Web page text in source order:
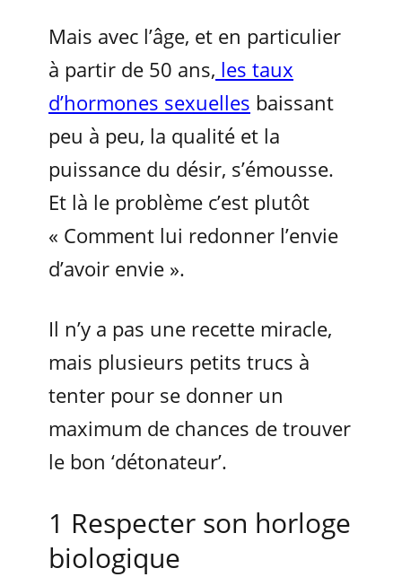
Mais avec l’âge, et en particulier
à partir de 50 ans, les taux
d’hormones sexuelles baissant
peu à peu, la qualité et la
puissance du désir, s’émousse.
Et là le problème c’est plutôt
« Comment lui redonner l’envie
d’avoir envie ».
Il n’y a pas une recette miracle,
mais plusieurs petits trucs à
tenter pour se donner un
maximum de chances de trouver
le bon ‘détonateur’.
1 Respecter son horloge
biologique